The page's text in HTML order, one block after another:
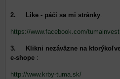
2. Like - páči sa mi stránky:
https://www.facebook.com/tumainvest
3. Klikni nezáväzne na
e-shope :
http://www.krby-tuma.sk/